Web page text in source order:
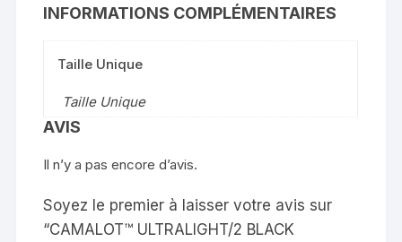
INFORMATIONS COMPLÉMENTAIRES
Taille Unique
Taille Unique
AVIS
Il n’y a pas encore d’avis.
Soyez le premier à laisser votre avis sur
“CAMALOT™ ULTRALIGHT/2 BLACK